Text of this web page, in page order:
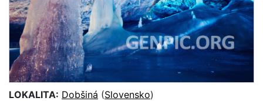
LOKALITA: Dobšiná (Slovensko)